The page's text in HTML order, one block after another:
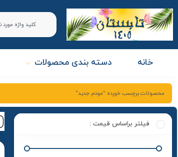
خانه دسته بندی محصولات
محصولات برچسب خورده “مودم جدید”
فیلتر براساس قیمت :